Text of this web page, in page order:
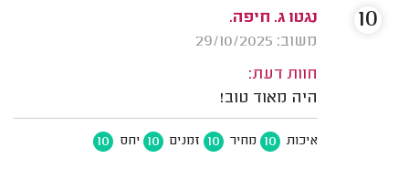
נגטו ג. חיפה.
משוב: 29/10/2025
חוות דעת:
היה מאוד טוב!
איכות 10 מחיר 10 זמנים 10 יחס 10
10